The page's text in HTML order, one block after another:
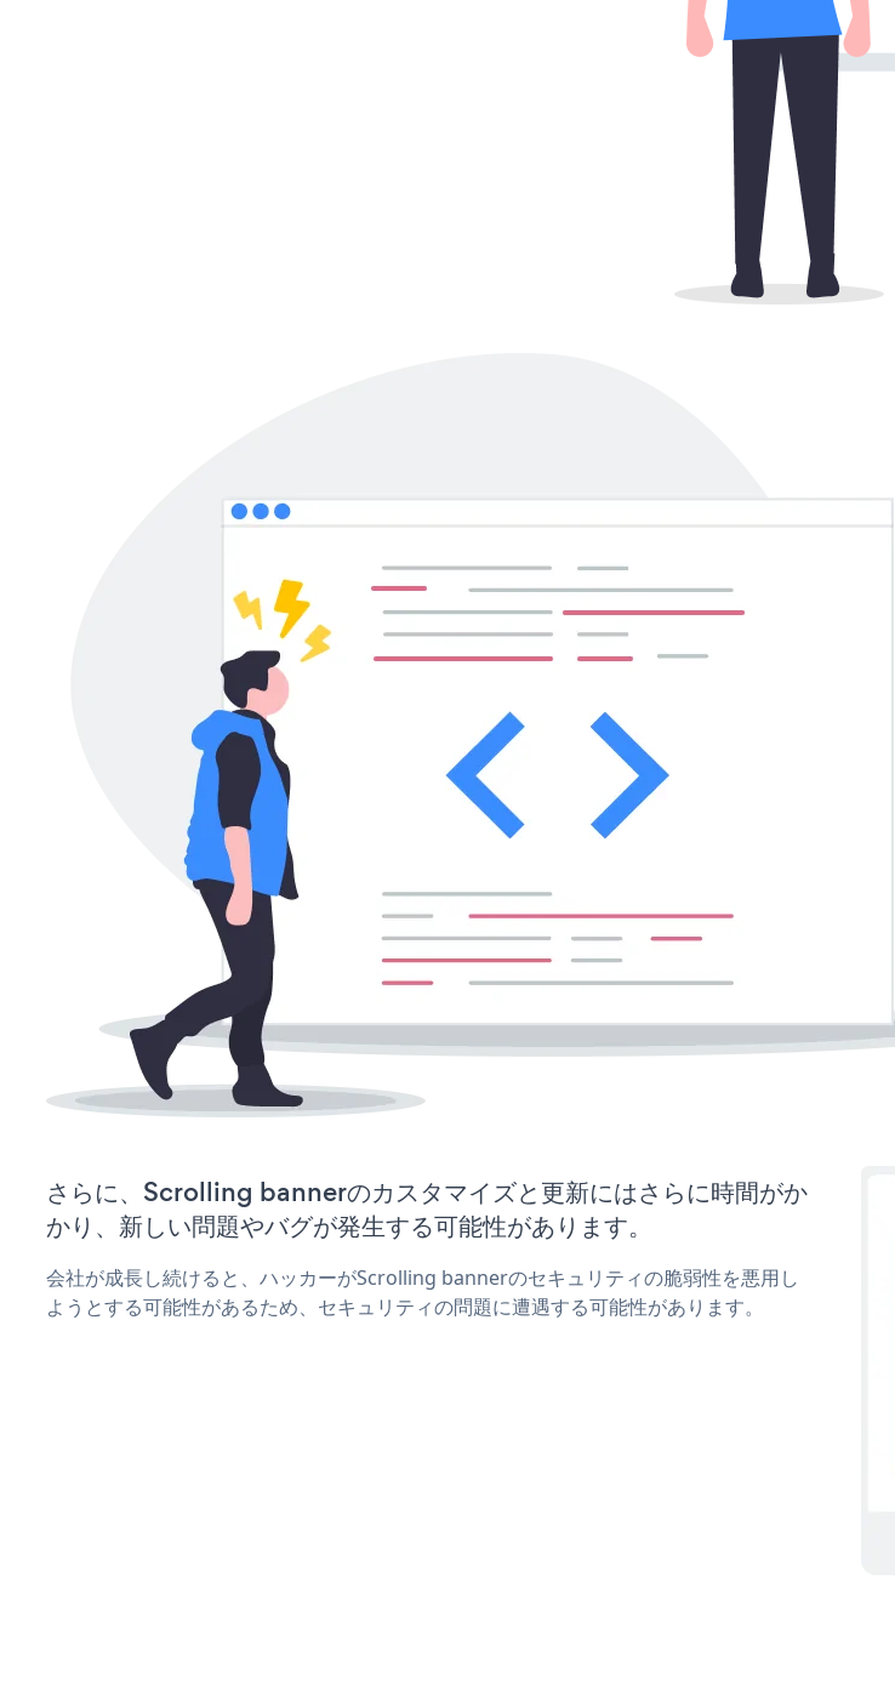
さらに、Scrolling bannerのカスタマイズと更新にはさらに時間がか
かり、新しい問題やバグが発生する可能性があります。
会社が成長し続けると、ハッカーがScrolling bannerのセキュリティの脆弱性を悪用し
ようとする可能性があるため、セキュリティの問題に遭遇する可能性があります。